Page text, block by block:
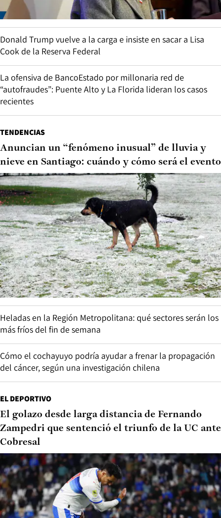
Donald Trump vuelve a la carga e insiste en sacar a Lisa
Cook de la Reserva Federal
La ofensiva de BancoEstado por millonaria red de
“autofraudes”: Puente Alto y La Florida lideran los casos
recientes
TENDENCIAS
Anuncian un “fenómeno inusual” de lluvia y
nieve en Santiago: cuándo y cómo será el evento
Heladas en la Región Metropolitana: qué sectores serán los
más fríos del fin de semana
Cómo el cochayuyo podría ayudar a frenar la propagación
del cáncer, según una investigación chilena
EL DEPORTIVO
El golazo desde larga distancia de Fernando
Zampedri que sentenció el triunfo de la UC ante
Cobresal